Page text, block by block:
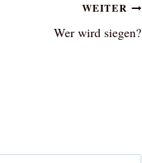
WEITER
Wer wird siegen?